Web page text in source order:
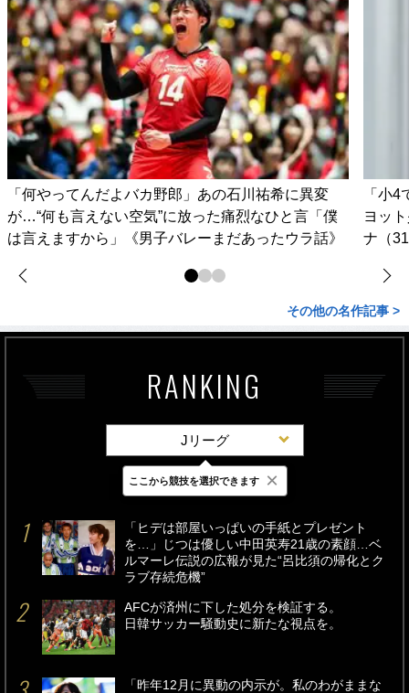
「何やってんだよバカ野郎」あの石川祐希に異変
が…“何も言えない空気”に放った痛烈なひと言「僕
は言えますから」《男子バレーまだあったウラ話》
「小
ヨッ
ナ（
その他の名作記事 >
RANKING
Jリーグ
最新 24時間 週間
「ヒデは部屋いっぱいの手紙とプレゼント
を…」じつは優しい中田英寿21歳の素顔…ベ
ルマーレ伝説の広報が見た“呂比須の帰化とク
ラブ存続危機”
AFCが済州に下した処分を検証する。
日韓サッカー騒動史に新たな視点を。
「昨年12月に異動の内示が。私のわがままな
ここから競技を選択できます ×